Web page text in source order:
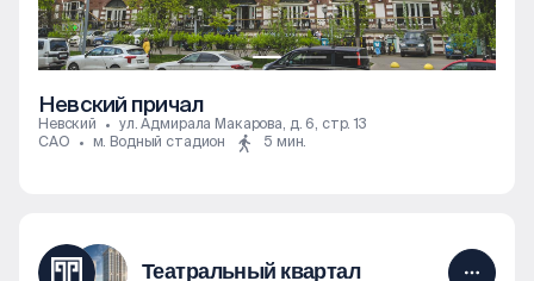
Невский причал
Невский
ул. Адмирала Макарова, д. 6, стр. 13
САО
м. Водный стадион 5 мин.
Театральный квартал